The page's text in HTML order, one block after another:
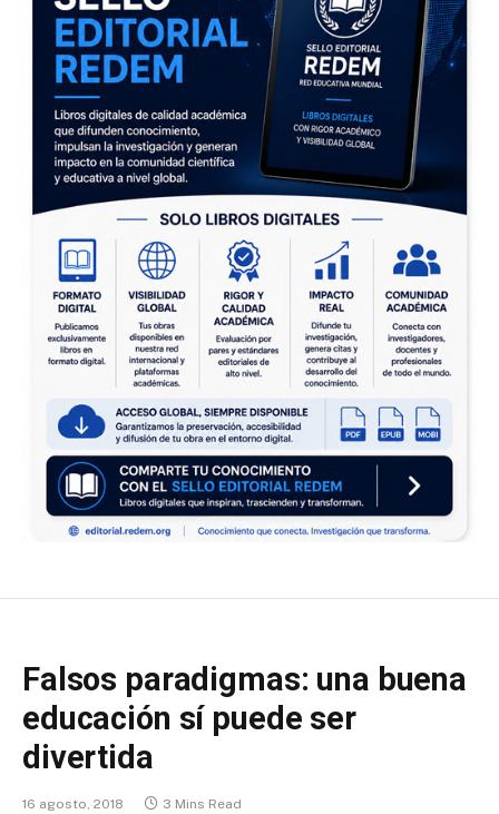
Falsos paradigmas: una buena
educación sí puede ser
divertida
16 agosto, 2018 3 Mins Read